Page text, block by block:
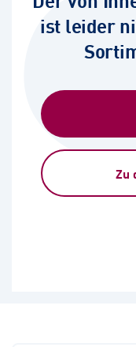
ist leider
Zu